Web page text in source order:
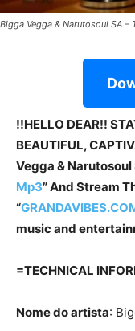
Bigga Vegga & Narutosoul SA –
!!HELLO DEAR!!
BEAUTIFUL,
Vegga & Narutosoul
Mp3” And Stream
“
music and
=TECHNICAL
Nome do artista: